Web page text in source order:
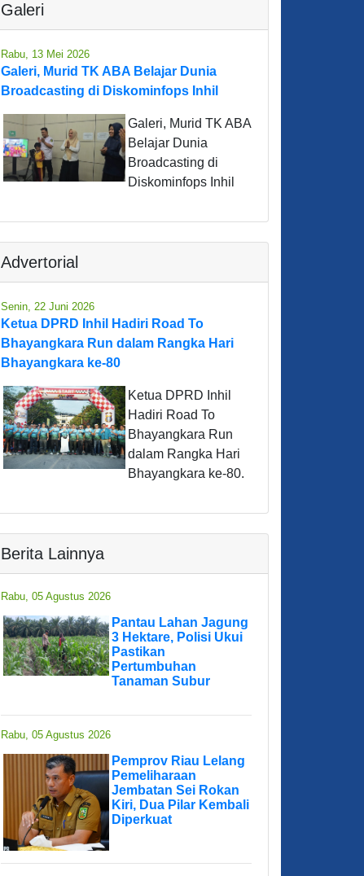
Galeri
Rabu, 13 Mei 2026
Galeri, Murid TK ABA Belajar Dunia
Broadcasting di Diskominfops Inhil
Galeri, Murid TK ABA
Belajar Dunia
Broadcasting di
Diskominfops Inhil
Advertorial
Senin, 22 Juni 2026
Ketua DPRD Inhil Hadiri Road To
Bhayangkara Run dalam Rangka Hari
Bhayangkara ke-80
Ketua DPRD Inhil
Hadiri Road To
Bhayangkara Run
dalam Rangka Hari
Bhayangkara ke-80.
Berita Lainnya
Rabu, 05 Agustus 2026
Pantau Lahan Jagung
3 Hektare, Polisi Ukui
Pastikan
Pertumbuhan
Tanaman Subur
Rabu, 05 Agustus 2026
Pemprov Riau Lelang
Pemeliharaan
Jembatan Sei Rokan
Kiri, Dua Pilar Kembali
Diperkuat